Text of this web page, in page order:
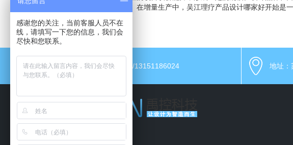
增量生产：小规模生产的阶段。在增量生产中，吴江理疗产品设计哪家好开始
电话：13151186024/13151186024 地址：
感谢您的关注，当前客服人员不在
线，请填写一下您的信息，我们会
尽快和您联系。